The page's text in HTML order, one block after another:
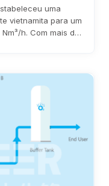
uma
vietnamita para um
h. Com mais de